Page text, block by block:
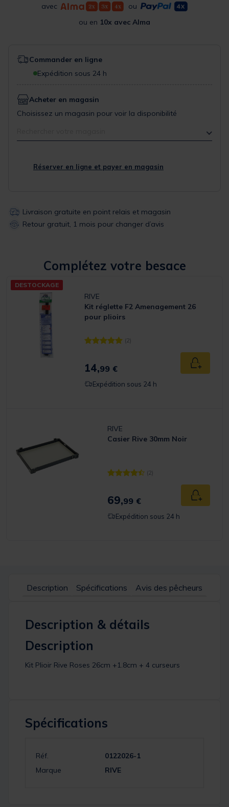
avec
ou
ou en 10x avec Alma
Commander en ligne
Expédition sous 24 h
Acheter en magasin
Choisissez un magasin pour voir la disponibilité
Réserver en ligne et payer en magasin
Livraison gratuite en point relais et magasin
Retour gratuit, 1 mois pour changer d’avis
Complétez votre besace
DESTOCKAGE
RIVE
Kit réglette F2 Amenagement 26
pour plioirs
[object Object] out of 5 Customer Rating
(2)
14,99 € Ajouter
Expédition sous 24 h
RIVE
Casier Rive 30mm Noir
[object Object] out of 5 Customer
(2)
69,99 € Ajouter
Expédition sous 24 h
Description Spécifications Avis des pêcheurs
Description & détails
Description
Kit Plioir Rive Roses 26cm +1.8cm + 4 curseurs
Spécifications
Réf.
0122026-1
Marque
RIVE